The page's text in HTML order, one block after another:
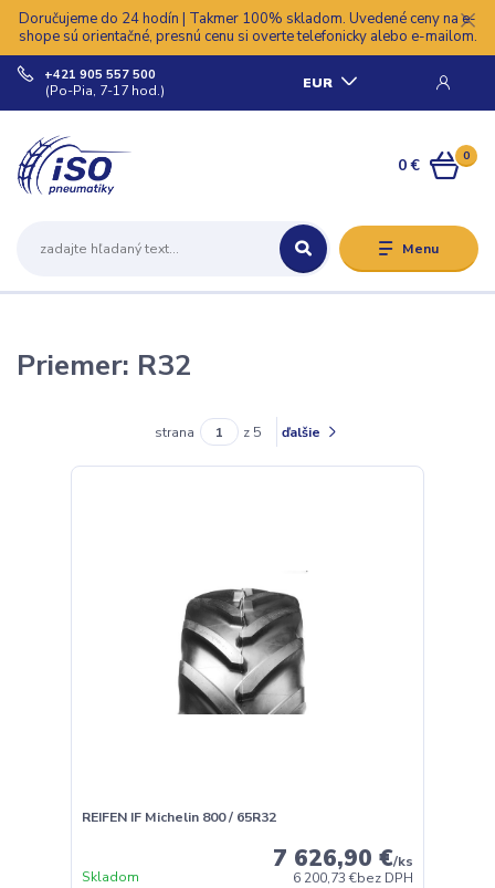
Doručujeme do 24 hodín | Takmer 100% skladom. Uvedené ceny na e-
shope sú orientačné, presnú cenu si overte telefonicky alebo e-mailom.
Menu
EUR
+421 905 557 500
(Po-Pia, 7-17 hod.)
0
0 €
Priemer: R32
strana z 5 ďalšie
REIFEN IF Michelin 800 / 65R32
7 626,90 €/ks
6 200,73 €bez DPH
Skladom